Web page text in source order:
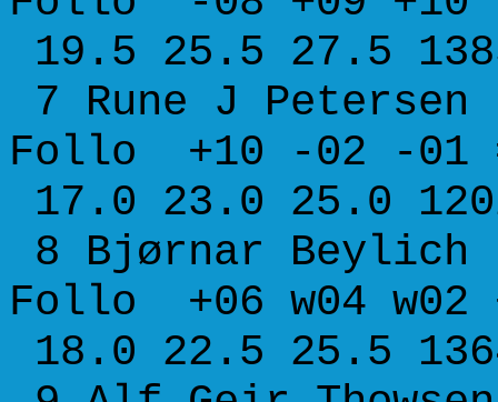
19.5 25.5 27.5
7 Rune J
Follo +10 -02 -01
17.0 23.0 25.0
8 Bjørnar
Follo +06 w04
18.0 22.5 25.5